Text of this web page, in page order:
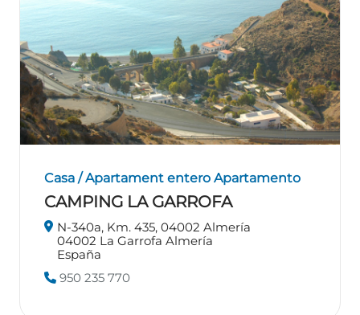
Casa / Apartament entero Apartamento
CAMPING LA GARROFA
N-340a, Km. 435, 04002 Almería
04002 La Garrofa Almería
España
950 235 770